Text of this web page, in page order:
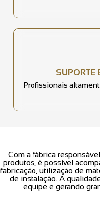
SUPORTE
Profissionais
Com a fábrica
produtos, é possível
fabricação, utilização de
de instalação. A
equipe e gerando